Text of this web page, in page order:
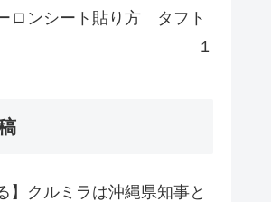
ロンシート貼り方 タフト
1
】クルミラは沖縄県知事と